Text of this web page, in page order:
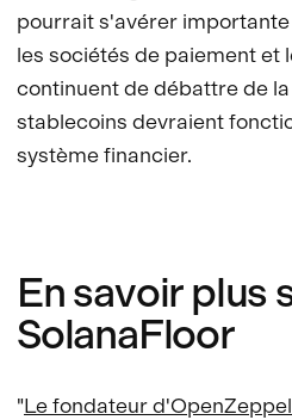
pourrait s'avérer
les sociétés de paiement et
continuent de débattre de
stablecoins devraient
système financier.
En savoir plus
SolanaFloor
"Le fondateur